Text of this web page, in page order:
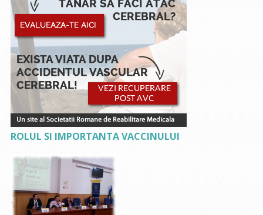
ROLUL SI IMPORTANTA VACCINULUI